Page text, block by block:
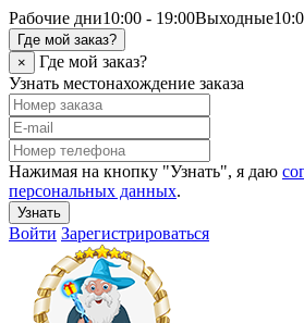
Рабочие дни10:00 - 19:00Выходные
Где мой заказ?
×
Где мой заказ?
Узнать местонахождение заказа
Нажимая на кнопку "Узнать", я даю
персональных данных.
Узнать
Войти Зарегистрироваться